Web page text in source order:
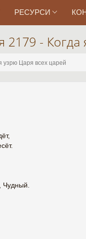
РЕСУРСИ
2179 - Когда
узрю Царя всех царей
Чудный.